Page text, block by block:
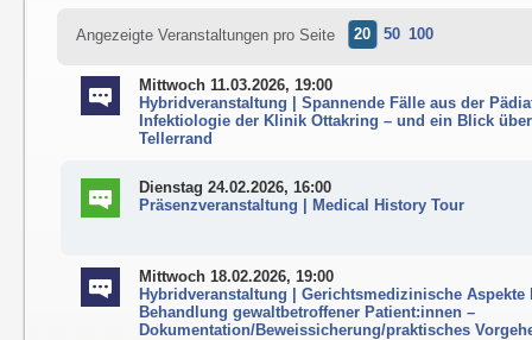
Angezeigte Veranstaltungen pro Seite 20 50 100
Mittwoch 11.03.2026, 19:00
Hybridveranstaltung | Spannende Fälle aus der
Infektiologie der Klinik Ottakring – und ein Blick
Tellerrand
Dienstag 24.02.2026, 16:00
Präsenzveranstaltung | Medical History Tour
Mittwoch 18.02.2026, 19:00
Hybridveranstaltung | Gerichtsmedizinische Aspekte
Behandlung gewaltbetroffener Patient:innen –
Dokumentation/Beweissicherung/praktisches